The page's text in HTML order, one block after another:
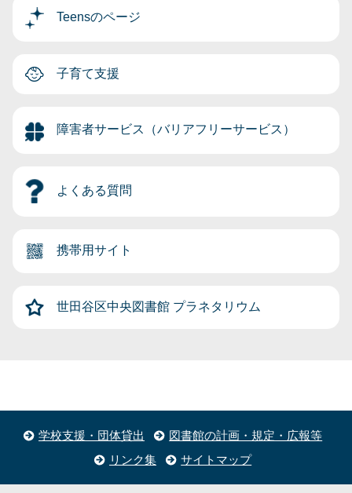
Teensのページ
子育て支援
障害者サービス（バリアフリーサービス）
よくある質問
携帯用サイト
世田谷区中央図書館 プラネタリウム
学校支援・団体貸出
図書館の計画・規定・広報等
リンク集
サイトマップ